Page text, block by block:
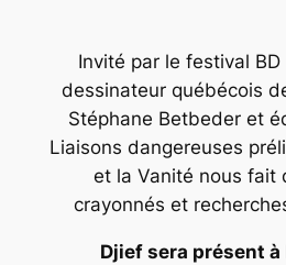
Invité par le festival BD
dessinateur québécois
Stéphane Betbeder et
Liaisons dangereuses
et la Vanité nous fait
crayonnés et
Djief sera présent à